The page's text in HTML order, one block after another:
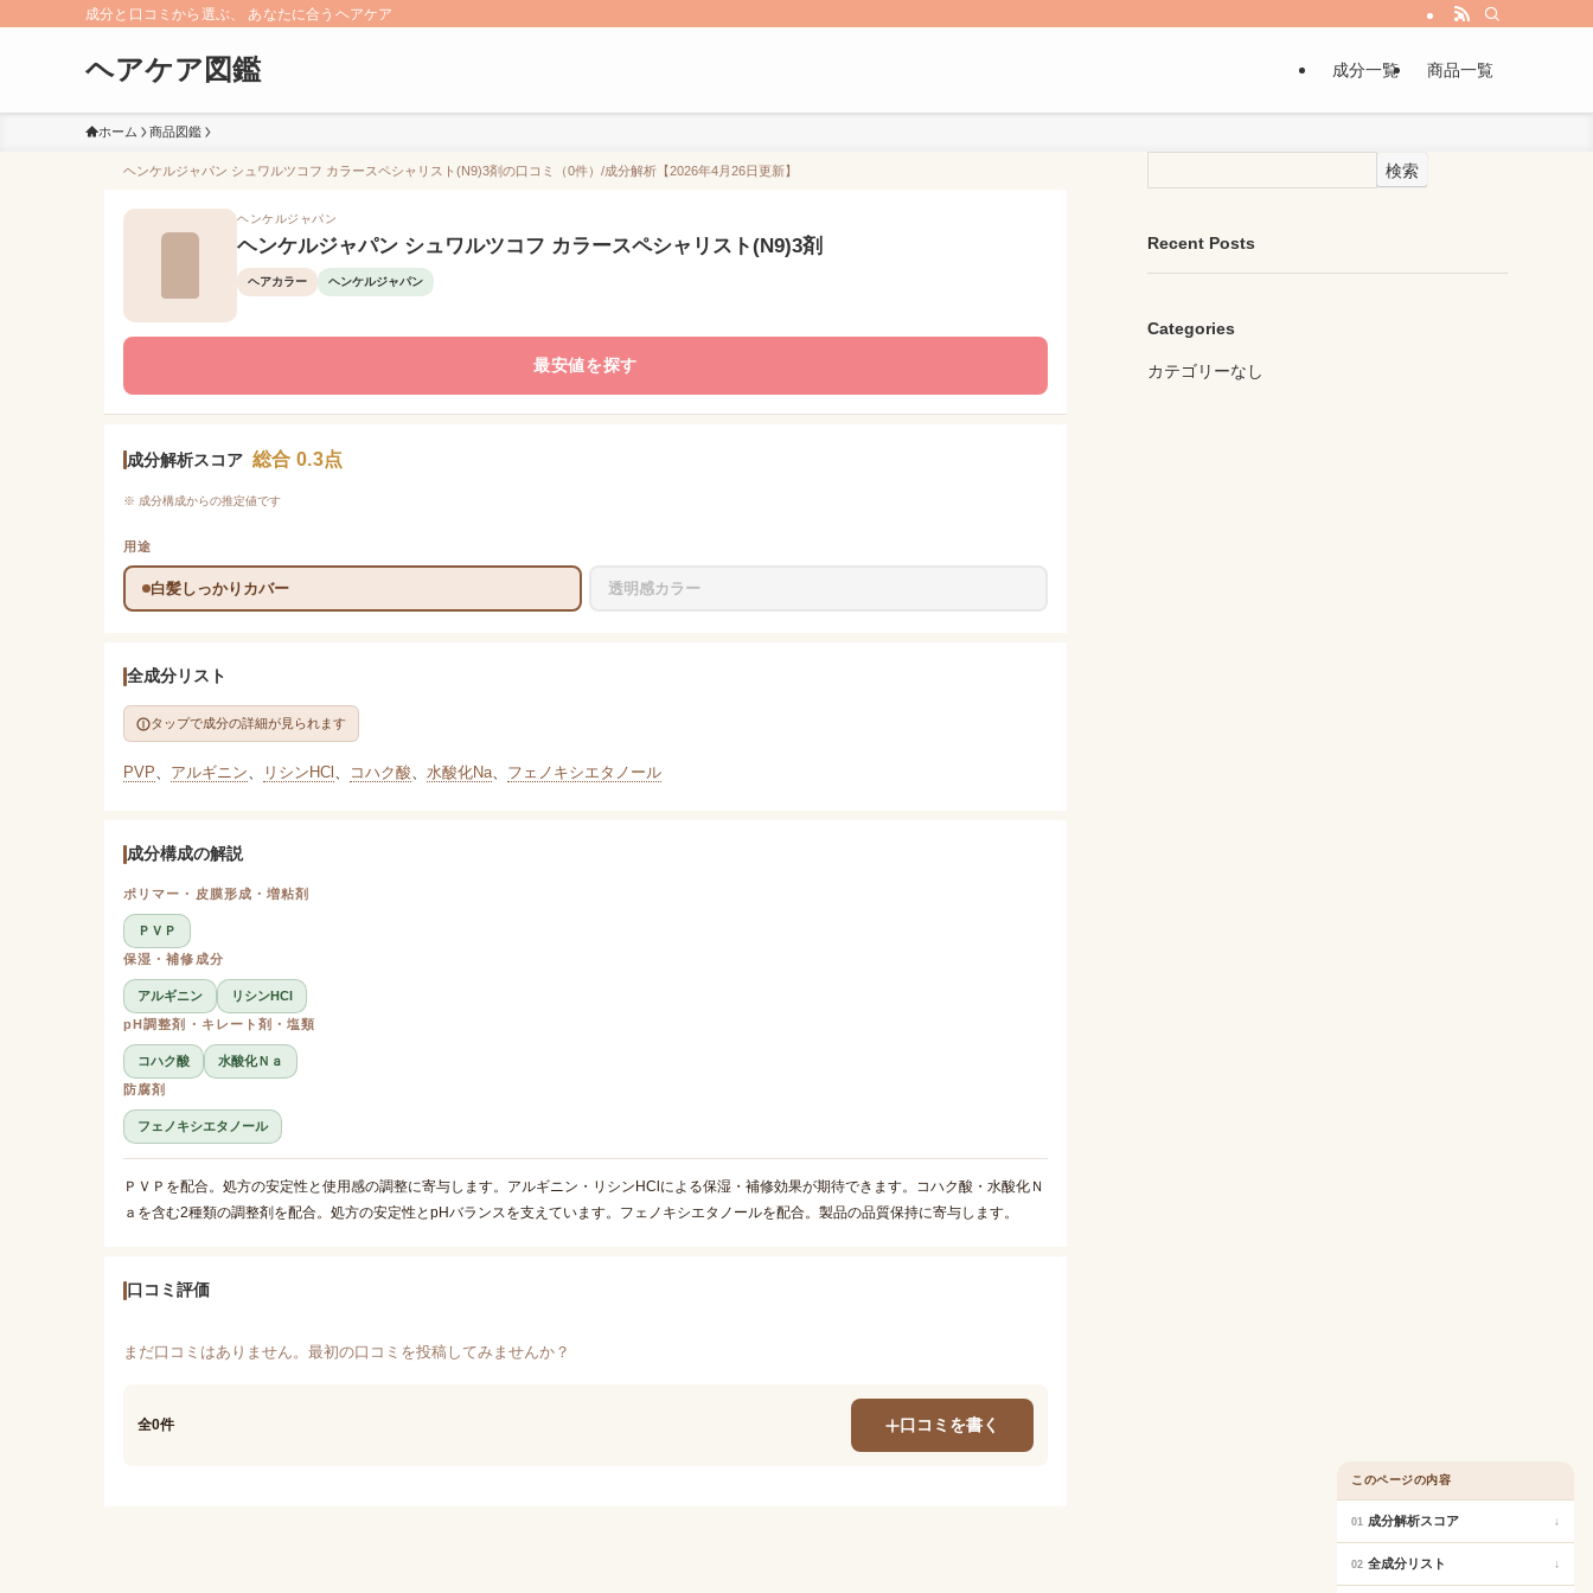
成分と口コミから選ぶ、 あなたに合うヘアケア
ヘアケア図鑑 成分一覧 商品一覧
ホーム 商品図鑑
ヘンケルジャパン シュワルツコフ カラースペシャリスト(N9)3剤の口コミ（0件）/成分解析【2026年4月26日更新】
ヘンケルジャパン
ヘンケルジャパン シュワルツコフ カラースペシャリスト(N9)3剤
ヘアカラー ヘンケルジャパン
最安値を探す
成分解析スコア 総合 0.3点
※ 成分構成からの推定値です
用途
白髪しっかりカバー 透明感カラー
全成分リスト
タップで成分の詳細が見られます
PVP、 アルギニン、 リシンHCl 、 コハク酸、 水酸化Na、 フェノキシエタノール
成分構成の解説
ポリマー・皮膜形成・増粘剤
ＰＶＰ
保湿・補修成分
アルギニン
リシンHCl
pH調整剤・キレート剤・塩類
コハク酸
水酸化Ｎａ
防腐剤
フェノキシエタノール
ＰＶＰを配合。処方の安定性と使用感の調整に寄与します。アルギニン・リシンHClによる保湿・補修効果が期待できます。コハク酸・水酸化Ｎ
ａを含む2種類の調整剤を配合。処方の安定性とpHバランスを支えています。フェノキシエタノールを配合。製品の品質保持に寄与します。
口コミ評価
まだ口コミはありません。最初の口コミを投稿してみませんか？
全0件 口コミを書く
検索
Recent Posts
Categories
カテゴリーなし
このページの内容
01 成分解析スコア ↓
02 全成分リスト ↓